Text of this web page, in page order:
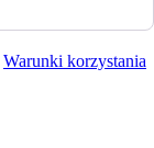
Warunki korzystania